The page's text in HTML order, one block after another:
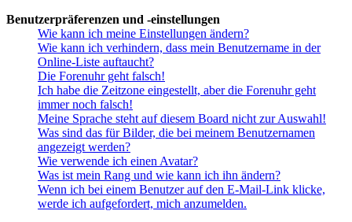
Benutzerpräferenzen und -einstellungen
Wie kann ich meine Einstellungen ändern?
Wie kann ich verhindern, dass mein Benutzername in der
Online-Liste auftaucht?
Die Forenuhr geht falsch!
Ich habe die Zeitzone eingestellt, aber die Forenuhr geht
immer noch falsch!
Meine Sprache steht auf diesem Board nicht zur Auswahl!
Was sind das für Bilder, die bei meinem Benutzernamen
angezeigt werden?
Wie verwende ich einen Avatar?
Was ist mein Rang und wie kann ich ihn ändern?
Wenn ich bei einem Benutzer auf den E-Mail-Link klicke,
werde ich aufgefordert, mich anzumelden.